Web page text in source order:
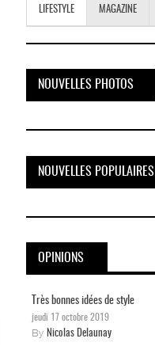
LIFESTYLE MAGAZINE
NOUVELLES PHOTOS
NOUVELLES POPULAIRES
OPINIONS
Très bonnes idées de style
jeudi 17 octobre 2019
By Nicolas Delaunay